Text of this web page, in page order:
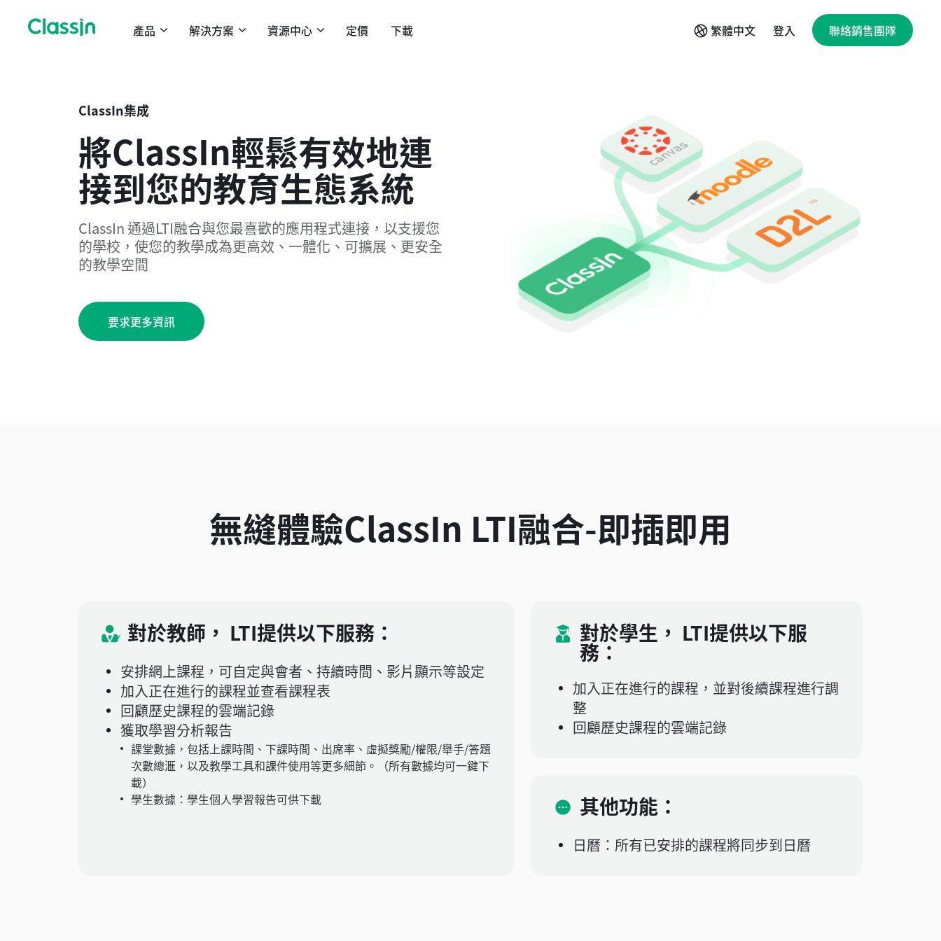
產品 解決方案 資源中心 定價 下載 繁體中文 登入 聯絡銷售團隊
ClassIn集成
將ClassIn輕鬆有效地連
接到您的教育生態系統
ClassIn 通過LTI融合與您最喜歡的應用程式連接，以支援您
的學校，使您的教學成為更高效、一體化、可擴展、更安全
的教學空間
要求更多資訊
無縫體驗ClassIn LTI融合-即插即用
對於教師， LTI提供以下服務：
安排網上課程，可自定與會者、持續時間、影片顯示等設定
加入正在進行的課程並查看課程表
回顧歷史課程的雲端記錄
獲取學習分析報告
課堂數據，包括上課時間、下課時間、出席率、虛擬獎勵/權限/舉手/答題
次數總滙，以及教學工具和課件使用等更多細節。（所有數據均可一鍵下
載）
學生數據：學生個人學習報告可供下載
對於學生， LTI提供以下服
務：
加入正在進行的課程，並對後續課程進行調
整
回顧歷史課程的雲端記錄
其他功能：
日曆：所有已安排的課程將同步到日曆